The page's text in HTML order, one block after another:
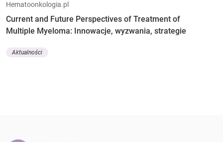
Hematoonkologia.pl
Current and Future Perspectives of Treatment of
Multiple Myeloma: Innowacje, wyzwania, strategie
Aktualności